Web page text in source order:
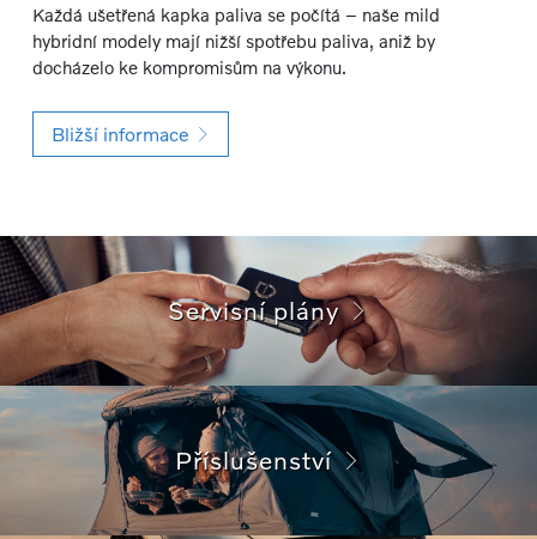
Každá ušetřená kapka paliva se počítá – naše mild
hybridní modely mají nižší spotřebu paliva, aniž by
docházelo ke kompromisům na výkonu.
Bližší informace
Servisní plány
Příslušenství